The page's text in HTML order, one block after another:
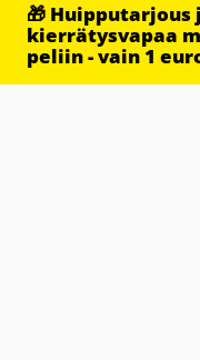
🎁 Huipputarjous
kierrätysvapaa
peliin - vain 1